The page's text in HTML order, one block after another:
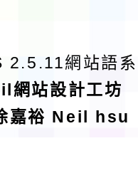
2.5.11網站語
網站設計工坊
嘉裕 Neil hsu